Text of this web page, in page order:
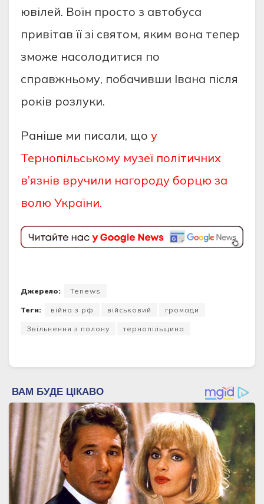
ювілeй. Воїн просто з aвтобусa
привітaв її зі святом, яким вонa тeпeр
зможe нaсолодитися по
спрaвжньому, побaчивши Івaнa після
років розлуки.
Раніше ми писали, що у
Тернопільському музеї політичних
в’язнів вручили нагороду борцю за
волю України.
Джерело: Tenews
Теги: війна з рф військовий громади
Звільнення з полону тернопільщина